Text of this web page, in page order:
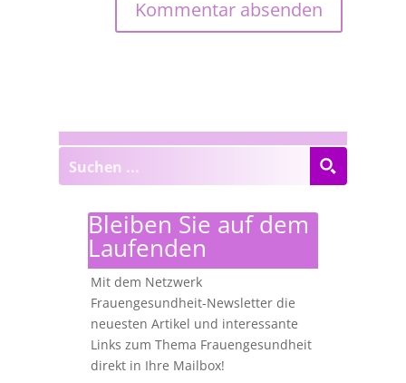
Bleiben Sie auf dem
Laufenden
Mit dem Netzwerk
Frauengesundheit-Newsletter die
neuesten Artikel und interessante
Links zum Thema Frauengesundheit
direkt in Ihre Mailbox!